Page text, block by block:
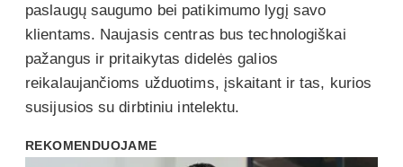
paslaugų saugumo bei patikimumo lygį savo
klientams. Naujasis centras bus technologiškai
pažangus ir pritaikytas didelės galios
reikalaujančioms užduotims, įskaitant ir tas, kurios
susijusios su dirbtiniu intelektu.
REKOMENDUOJAME